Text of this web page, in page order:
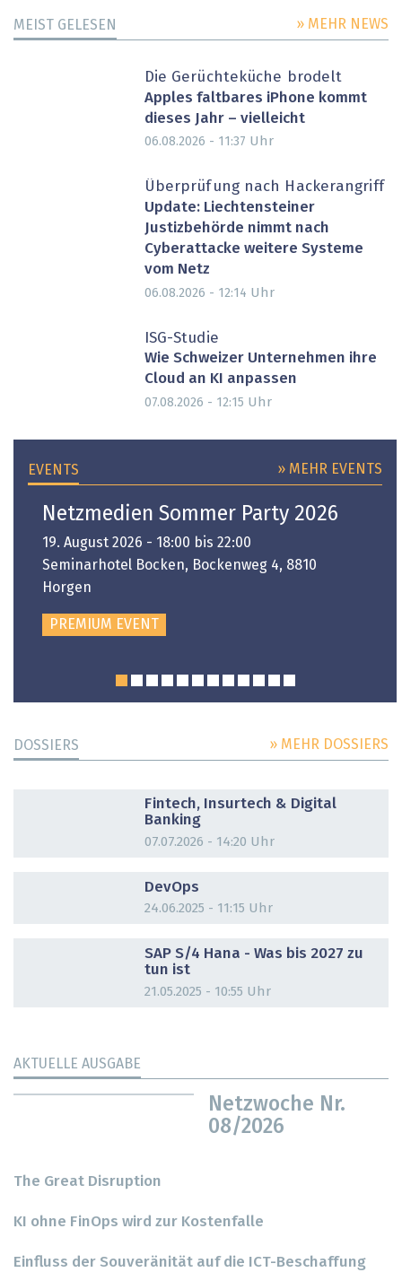
MEIST GELESEN » MEHR NEWS
Die Gerüchteküche brodelt
Apples faltbares iPhone kommt
dieses Jahr – vielleicht
06.08.2026 - 11:37 Uhr
Überprüfung nach Hackerangriff
Update: Liechtensteiner
Justizbehörde nimmt nach
Cyberattacke weitere Systeme
vom Netz
06.08.2026 - 12:14 Uhr
ISG-Studie
Wie Schweizer Unternehmen ihre
Cloud an KI anpassen
07.08.2026 - 12:15 Uhr
EVENTS » MEHR EVENTS
Netzmedien Sommer Party 2026
19. August 2026 - 18:00 bis 22:00
Seminarhotel Bocken, Bockenweg 4, 8810
Horgen
PREMIUM EVENT
DOSSIERS » MEHR DOSSIERS
Fintech, Insurtech & Digital
Banking
07.07.2026 - 14:20 Uhr
DevOps
24.06.2025 - 11:15 Uhr
SAP S/4 Hana - Was bis 2027 zu
tun ist
21.05.2025 - 10:55 Uhr
AKTUELLE AUSGABE
Netzwoche Nr.
08/2026
The Great Disruption
KI ohne FinOps wird zur Kostenfalle
Einfluss der Souveränität auf die ICT-Beschaffung